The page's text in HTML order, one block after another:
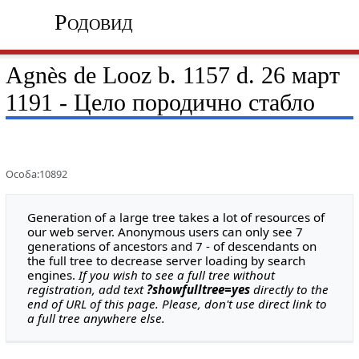
Родовид
Agnès de Looz b. 1157 d. 26 март
1191 - Цело породично стабло
Особа:10892
Generation of a large tree takes a lot of resources of
our web server. Anonymous users can only see 7
generations of ancestors and 7 - of descendants on
the full tree to decrease server loading by search
engines.If you wish to see a full tree without
registration, add text ?showfulltree=yesdirectly to the
end of URL of this page. Please, don't use direct link to
a full tree anywhere else.